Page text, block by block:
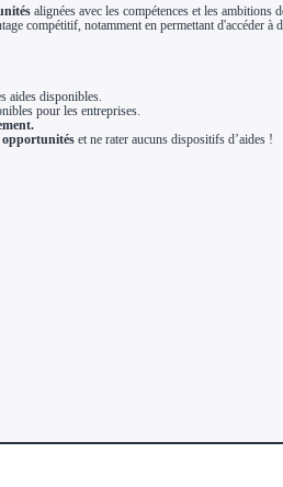
alignées avec les compétences et les ambitions
compétitif, notamment en permettant d'accéder à
aides disponibles.
pour les entreprises.
opportunités et ne rater aucuns dispositifs d’aides !